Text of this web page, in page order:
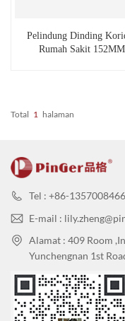
Pelindung Dinding
Rumah Sakit 152MM
Total 1 Halaman
Tel : +86-
E-mail :
Alamat : 409 Room
Yunchengnan 1st